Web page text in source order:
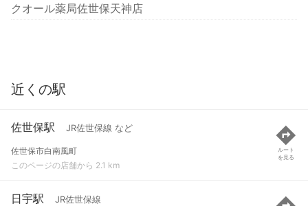
クオール薬局佐世保天神店
近くの駅
佐世保駅 JR佐世保線 など
佐世保市白南風町
このページの店舗から 2.1 km
ルート
を見る
日宇駅 JR佐世保線